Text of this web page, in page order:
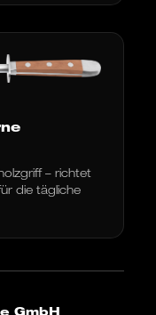
– richtet
die tägliche
GmbH